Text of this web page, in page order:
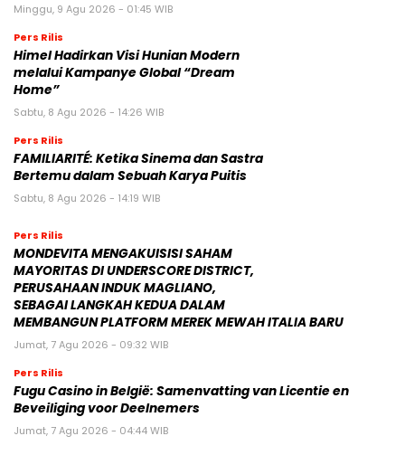
Minggu, 9 Agu 2026 - 01:45 WIB
Pers Rilis
Himel Hadirkan Visi Hunian Modern
melalui Kampanye Global “Dream
Home”
Sabtu, 8 Agu 2026 - 14:26 WIB
Pers Rilis
FAMILIARITÉ: Ketika Sinema dan Sastra
Bertemu dalam Sebuah Karya Puitis
Sabtu, 8 Agu 2026 - 14:19 WIB
Pers Rilis
MONDEVITA MENGAKUISISI SAHAM
MAYORITAS DI UNDERSCORE DISTRICT,
PERUSAHAAN INDUK MAGLIANO,
SEBAGAI LANGKAH KEDUA DALAM
MEMBANGUN PLATFORM MEREK MEWAH ITALIA BARU
Jumat, 7 Agu 2026 - 09:32 WIB
Pers Rilis
Fugu Casino in België: Samenvatting van Licentie en
Beveiliging voor Deelnemers
Jumat, 7 Agu 2026 - 04:44 WIB